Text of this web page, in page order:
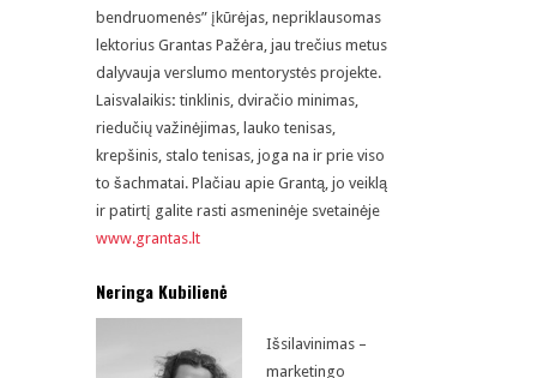
bendruomenės” įkūrėjas, nepriklausomas
lektorius Grantas Pažėra, jau trečius metus
dalyvauja verslumo mentorystės projekte.
Laisvalaikis: tinklinis, dviračio minimas,
riedučių važinėjimas, lauko tenisas,
krepšinis, stalo tenisas, joga na ir prie viso
to šachmatai. Plačiau apie Grantą, jo veiklą
ir patirtį galite rasti asmeninėje svetainėje
www.grantas.lt
Neringa Kubilienė
Išsilavinimas –
marketingo